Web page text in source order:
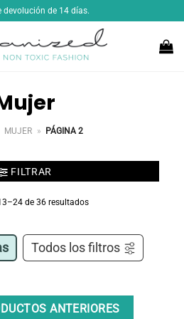
devolución de 14 días.
MUJER » PÁGINA 2
FILTRAR
de 36 resultados
Todos los filtros
ANTERIORES